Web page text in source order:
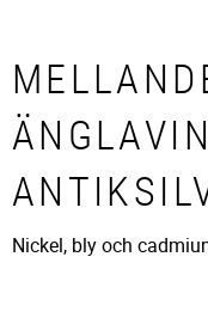
Nickel, bly och